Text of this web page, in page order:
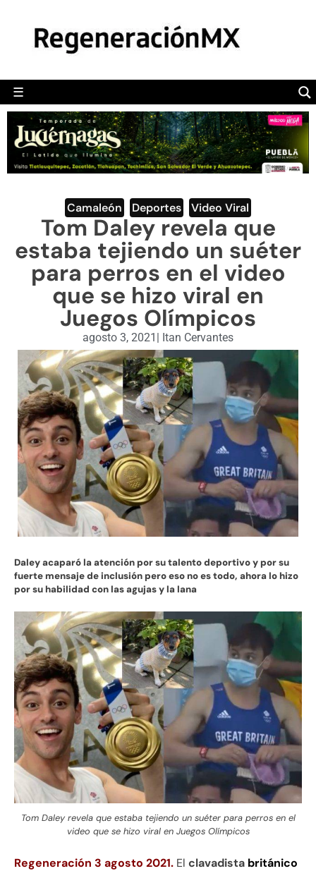
☰
POLÍTICA
CAMALEÓN
OPINIÓN
DEPORTES
ENGLISH SECTION
VIDEOS
Camaleón Deportes Video Viral
Tom Daley revela que
estaba tejiendo un suéter
para perros en el video
que se hizo viral en
Juegos Olímpicos
agosto 3, 2021 | Itan Cervantes
Daley acaparó la atención por su talento deportivo y por su
fuerte mensaje de inclusión pero eso no es todo, ahora lo hizo
por su habilidad con las agujas y la lana
Tom Daley revela que estaba tejiendo un suéter para perros en el
video que se hizo viral en Juegos Olímpicos
Regeneración 3 agosto 2021. El clavadista británico